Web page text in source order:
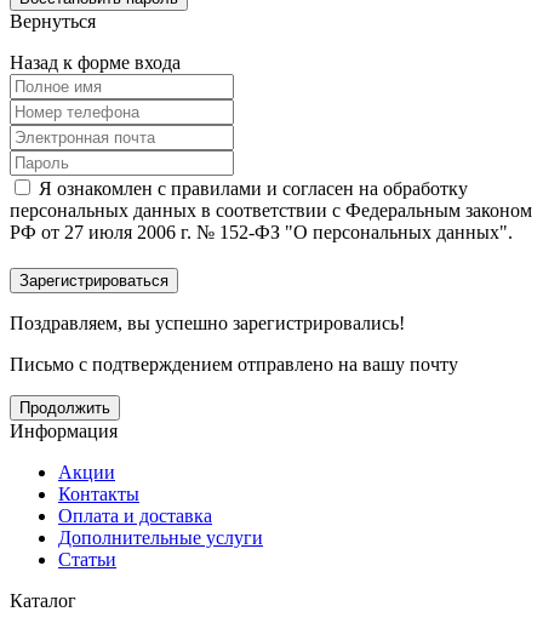
Вернуться
Назад к форме входа
Я ознакомлен с правилами и согласен на обработку
персональных данных в соответствии с Федеральным законом
РФ от 27 июля 2006 г. № 152-ФЗ "О персональных данных".
Поздравляем, вы успешно зарегистрировались!
Письмо с подтверждением отправлено на вашу почту
Продолжить
Информация
Акции
Контакты
Оплата и доставка
Дополнительные услуги
Статьи
Каталог